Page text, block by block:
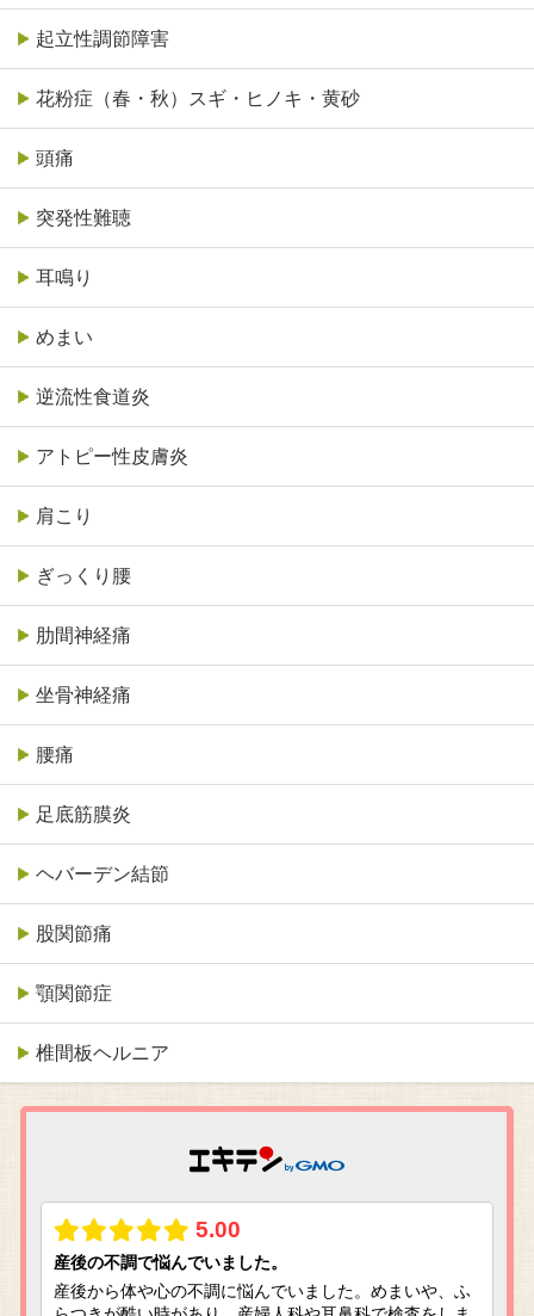
起立性調節障害
花粉症（春・秋）スギ・ヒノキ・黄砂
頭痛
突発性難聴
耳鳴り
めまい
逆流性食道炎
アトピー性皮膚炎
肩こり
ぎっくり腰
肋間神経痛
坐骨神経痛
腰痛
足底筋膜炎
ヘバーデン結節
股関節痛
顎関節症
椎間板ヘルニア